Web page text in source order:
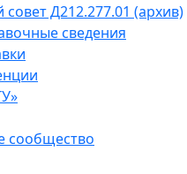
Д212.277.01 (архив)
сведения
сообщество